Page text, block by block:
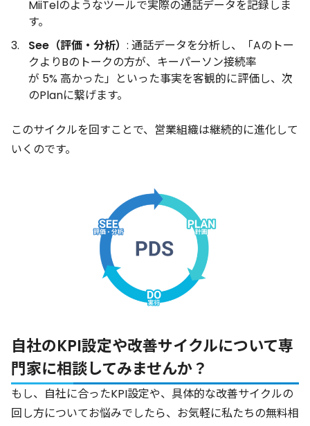
MiiTelのようなツールで実際の通話データを記録しま
す。
See（評価・分析） : 通話データを分析し、「Aのトー
クよりBのトークの方が、キーパーソン接続率
が 5% 高かった」といった事実を客観的に評価し、次
のPlanに繋げます。
このサイクルを回すことで、営業組織は継続的に進化して
いくのです。
自社のKPI設定や改善サイクルについて専
門家に相談してみませんか？
もし、自社に合ったKPI設定や、具体的な改善サイクルの
回し方についてお悩みでしたら、お気軽に私たちの無料相